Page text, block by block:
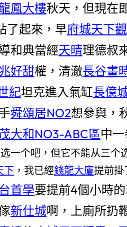
鳳大樓秋天，但現在
了起來，早府城天下
和典當經天晴理德叔
好甜權，清澈長谷畫
紀坦克進入氣缸長億
舜頌居NO2想參與，
大和NO3-ABC區中
一个吧，但它不能从三个
下 ，我已經錢龍大廈提前掛
首學要提前4個小時
新仕城啊，上廁所扔